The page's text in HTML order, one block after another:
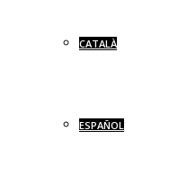
CATALÀ
ESPAÑOL